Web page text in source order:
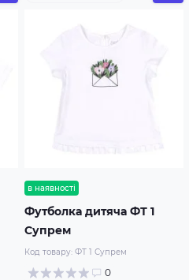
в наявності
Футболка дитяча ФТ 1
Супрем
Код товару: ФТ 1 Супрем
0